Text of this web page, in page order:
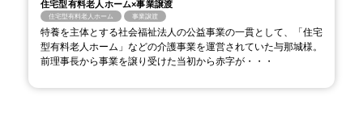
住宅型有料老人ホーム×事業譲渡
住宅型有料老人ホーム 事業譲渡
特養を主体とする社会福祉法人の公益事業の一貫として、「住宅
型有料老人ホーム」などの介護事業を運営されていた与那城様。
前理事長から事業を譲り受けた当初から赤字が・・・